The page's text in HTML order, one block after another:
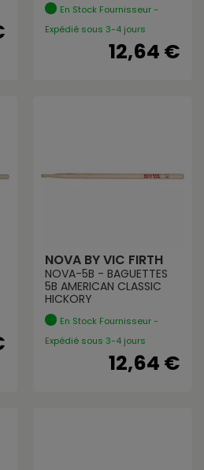
En Stock Fournisseur -
Expédié sous 3-4 jours
12,64 €
NOVA BY VIC FIRTH
NOVA-5B - BAGUETTES
5B AMERICAN CLASSIC
HICKORY
En Stock Fournisseur -
Expédié sous 3-4 jours
12,64 €